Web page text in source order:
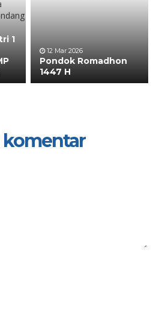
1
12 Mar 2026
Pondok Romadhon
1447 H